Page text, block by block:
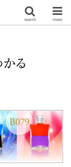
search menu